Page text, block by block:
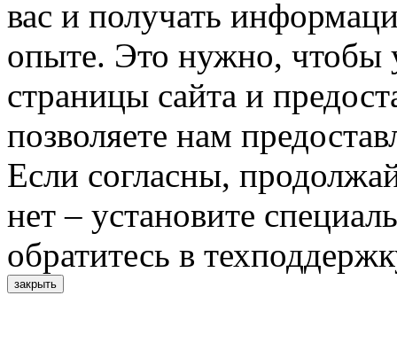
вас и получать
опыте. Это нужно, чтобы
страницы сайта и
позволяете нам
Если согласны,
нет – установите
обратитесь в
закрыть